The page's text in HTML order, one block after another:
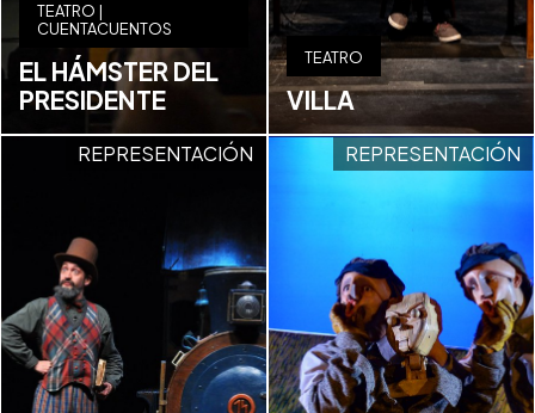
TEATRO |
CUENTACUENTOS
EL HÁMSTER DEL
PRESIDENTE
TEATRO
VILLA
REPRESENTACIÓN REPRESENTACIÓN